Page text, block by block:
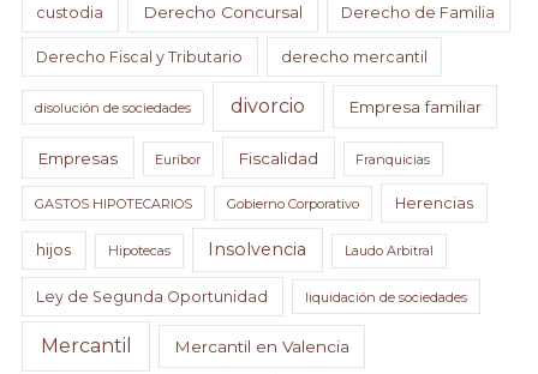
custodia Derecho Concursal Derecho de Familia
Derecho Fiscal y Tributario derecho mercantil
disolución de sociedades divorcio Empresa familiar
Empresas Euríbor Fiscalidad Franquicias
GASTOS HIPOTECARIOS Gobierno Corporativo Herencias
hijos Hipotecas Insolvencia Laudo Arbitral
Ley de Segunda Oportunidad liquidación de sociedades
Mercantil Mercantil en Valencia